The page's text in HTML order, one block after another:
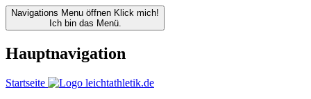
Navigations Menu öffnen Klick mich!
Ich bin das Menü.
Hauptnavigation
Startseite